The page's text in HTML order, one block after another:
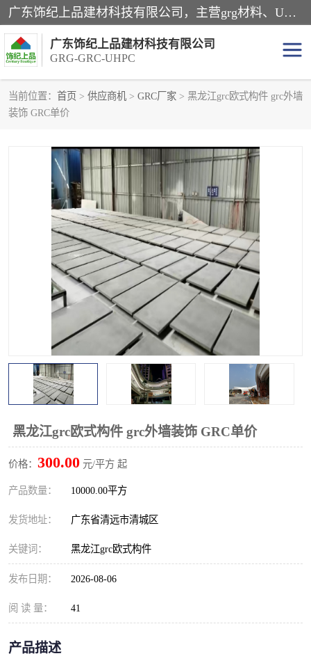
广东饰纪上品建材科技有限公司，主营grg材料、UHPC板、grc构件、uhpc幕墙板、grg厂家、grc厂家、uhpc厂家、GRG吊顶、grg石膏板、grg构件、外墙grc线条、grg造型、grg材料定制，uhpc高性能混凝土，uhpc构件，uhpc镂空挂板，grg材料生产厂家，广东grg厂家，广东grc厂家，联系方式*，2万平厂房，如果您对我公司的产品服务感兴趣，请联系我们。
广东饰纪上品建材科技有限公司
GRG-GRC-UHPC
当前位置： 首页 > 供应商机 > GRC厂家 > 黑龙江grc欧式构件 grc外墙
装饰 GRC单价
黑龙江grc欧式构件 grc外墙装饰 GRC单价
价格： 300.00 元/平方 起
产品数量： 10000.00平方
发货地址： 广东省清远市清城区
关键词： 黑龙江grc欧式构件
发布日期： 2026-08-06
阅 读 量： 41
产品描述
GRG构件
UHPC构件 发泡陶瓷装饰构件
GRG造型 GRC厂家
GRG吊顶 GRG材料生产厂家
UHPC幕墙板 GRC树池坐凳
UHPC树池坐凳